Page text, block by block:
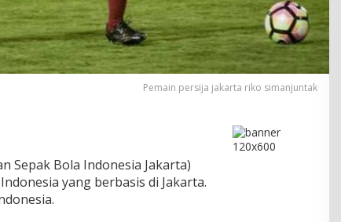
Pemain persija jakarta riko simanjuntak
Sepak Bola Indonesia Jakarta)
yang berbasis di Jakarta.